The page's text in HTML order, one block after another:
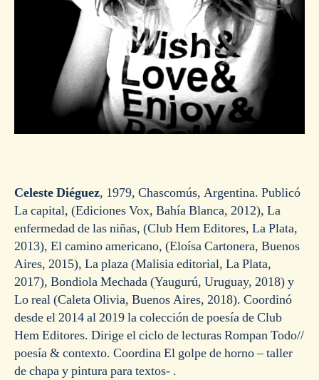
Celeste Diéguez, 1979, Chascomús, Argentina. Publicó
La capital, (Ediciones Vox, Bahía Blanca, 2012), La
enfermedad de las niñas, (Club Hem Editores, La Plata,
2013), El camino americano, (Eloísa Cartonera, Buenos
Aires, 2015), La plaza (Malisia editorial, La Plata,
2017), Bondiola Mechada (Yaugurú, Uruguay, 2018) y
Lo real (Caleta Olivia, Buenos Aires, 2018). Coordinó
desde el 2014 al 2019 la colección de poesía de Club
Hem Editores. Dirige el ciclo de lecturas Rompan Todo//
poesía & contexto. Coordina El golpe de horno – taller
de chapa y pintura para textos- .